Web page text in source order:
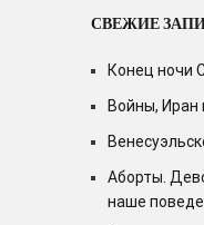
СВЕЖИЕ
Конец ночи
Войны, Иран
Аборты.
наше